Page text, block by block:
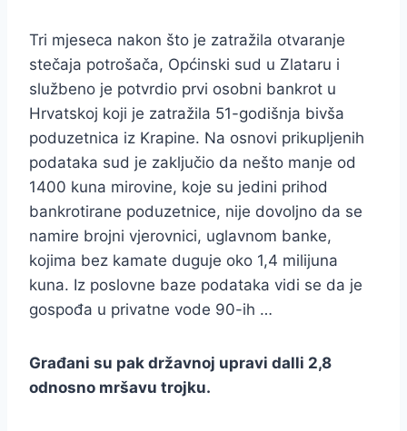
Tri mjeseca nakon što je zatražila otvaranje
stečaja potrošača, Općinski sud u Zlataru i
službeno je potvrdio prvi osobni bankrot u
Hrvatskoj koji je zatražila 51-godišnja bivša
poduzetnica iz Krapine. Na osnovi prikupljenih
podataka sud je zaključio da nešto manje od
1400 kuna mirovine, koje su jedini prihod
bankrotirane poduzetnice, nije dovoljno da se
namire brojni vjerovnici, uglavnom banke,
kojima bez kamate duguje oko 1,4 milijuna
kuna. Iz poslovne baze podataka vidi se da je
gospođa u privatne vode 90-ih …
Građani su pak državnoj upravi dalli 2,8
odnosno mršavu trojku.